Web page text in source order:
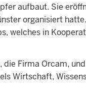
aufbaut. Sie
organisiert
welches in
Firma Orcam,
Wirtschaft,